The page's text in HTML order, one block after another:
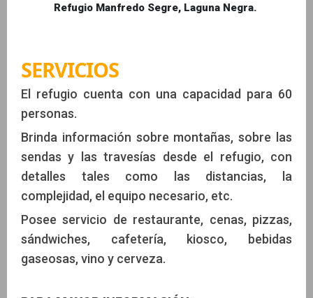
Refugio Manfredo Segre, Laguna Negra.
SERVICIOS
El refugio cuenta con una capacidad para 60
personas.
Brinda información sobre montañas, sobre las
sendas y las travesías desde el refugio, con
detalles tales como las distancias, la
complejidad, el equipo necesario, etc.
Posee servicio de restaurante, cenas, pizzas,
sándwiches, cafetería, kiosco, bebidas
gaseosas, vino y cerveza.